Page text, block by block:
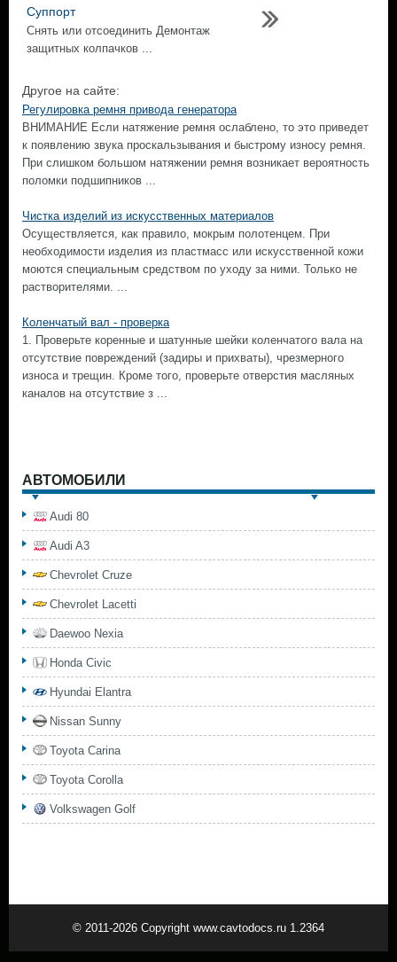
Суппорт
Снять или отсоединить Демонтаж
защитных колпачков ...
Другое на сайте:
Регулировка ремня привода генератора
ВНИМАНИЕ Если натяжение ремня ослаблено, то это приведет
к появлению звука проскальзывания и быстрому износу ремня.
При слишком большом натяжении ремня возникает вероятность
поломки подшипников ...
Чистка изделий из искусственных материалов
Осуществляется, как правило, мокрым полотенцем. При
необходимости изделия из пластмасс или искусственной кожи
моются специальным средством по уходу за ними. Только не
растворителями. ...
Коленчатый вал - проверка
1. Проверьте коренные и шатунные шейки коленчатого вала на
отсутствие повреждений (задиры и прихваты), чрезмерного
износа и трещин. Кроме того, проверьте отверстия масляных
каналов на отсутствие з ...
АВТОМОБИЛИ
Audi 80
Audi A3
Chevrolet Cruze
Chevrolet Lacetti
Daewoo Nexia
Honda Civic
Hyundai Elantra
Nissan Sunny
Toyota Carina
Toyota Corolla
Volkswagen Golf
© 2011-2026 Copyright www.cavtodocs.ru 1.2364